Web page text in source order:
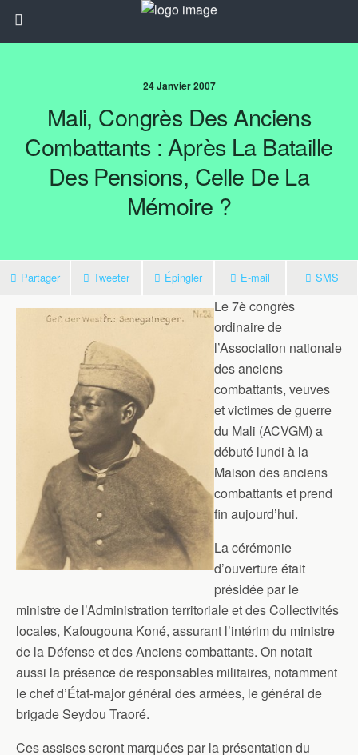
24 Janvier 2007
Mali, Congrès Des Anciens
Combattants : Après La Bataille
Des Pensions, Celle De La
Mémoire ?
Partager Tweeter Épingler E-mail SMS
Le 7è congrès
ordinaire de
l’Association nationale
des anciens
combattants, veuves
et victimes de guerre
du Mali (ACVGM) a
débuté lundi à la
Maison des anciens
combattants et prend
fin aujourd’hui.
La cérémonie
d’ouverture était
présidée par le
ministre de l’Administration territoriale et des Collectivités
locales, Kafougouna Koné, assurant l’intérim du ministre
de la Défense et des Anciens combattants. On notait
aussi la présence de responsables militaires, notamment
le chef d’État-major général des armées, le général de
brigade Seydou Traoré.
Ces assises seront marquées par la présentation du